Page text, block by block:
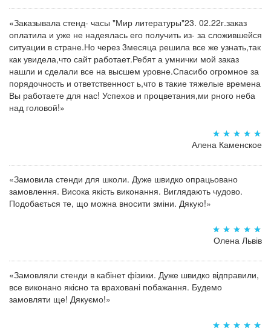
«Заказывала стенд- часы "Мир литературы"23. 02.22г.заказ
оплатила и уже не надеялась его получить из- за сложившейся
ситуации в стране.Но через 3месяца решила все же узнать,так
как увидела,что сайт работает.Ребят а умнички мой заказ
нашли и сделали все на высшем уровне.Спасибо огромное за
порядочность и ответственност ь,что в такие тяжелые времена
Вы работаете для нас! Успехов и процветания,ми рного неба
над головой!»
Алена Каменское
«Замовила стенди для школи. Дуже швидко опрацьовано
замовлення. Висока якість виконання. Виглядають чудово.
Подобається те, що можна вносити зміни. Дякую!»
Олена Львів
«Замовляли стенди в кабінет фізики. Дуже швидко відправили,
все виконано якісно та враховані побажання. Будемо
замовляти ще! Дякуємо!»